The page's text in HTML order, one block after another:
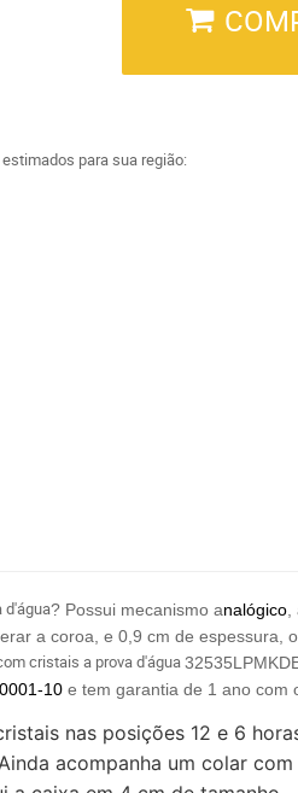
para sua região:
d'água? Possui mecanismo analógico
a coroa, e 0,9 cm de espessura,
cristais a prova d'água
10 e tem garantia de 1 ano com
nas posições 12 e 6
acompanha um colar